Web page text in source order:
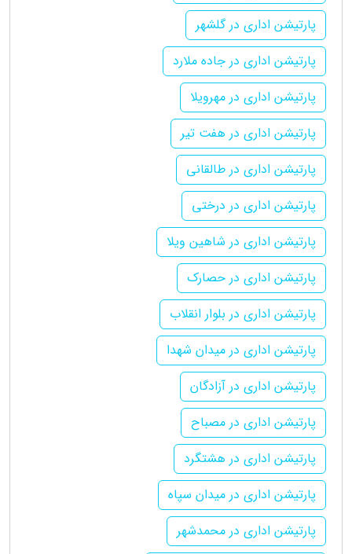
پارتیشن اداری در گلشهر
پارتیشن اداری در جاده ملارد
پارتیشن اداری در مهرویلا
پارتیشن اداری در هفت تیر
پارتیشن اداری در طالقانی
پارتیشن اداری در درختی
پارتیشن اداری در شاهین ویلا
پارتیشن اداری در حصارک
پارتیشن اداری در بلوار انقلاب
پارتیشن اداری در میدان شهدا
پارتیشن اداری در آزادگان
پارتیشن اداری در مصباح
پارتیشن اداری در هشتگرد
پارتیشن اداری در میدان سپاه
پارتیشن اداری در محمدشهر